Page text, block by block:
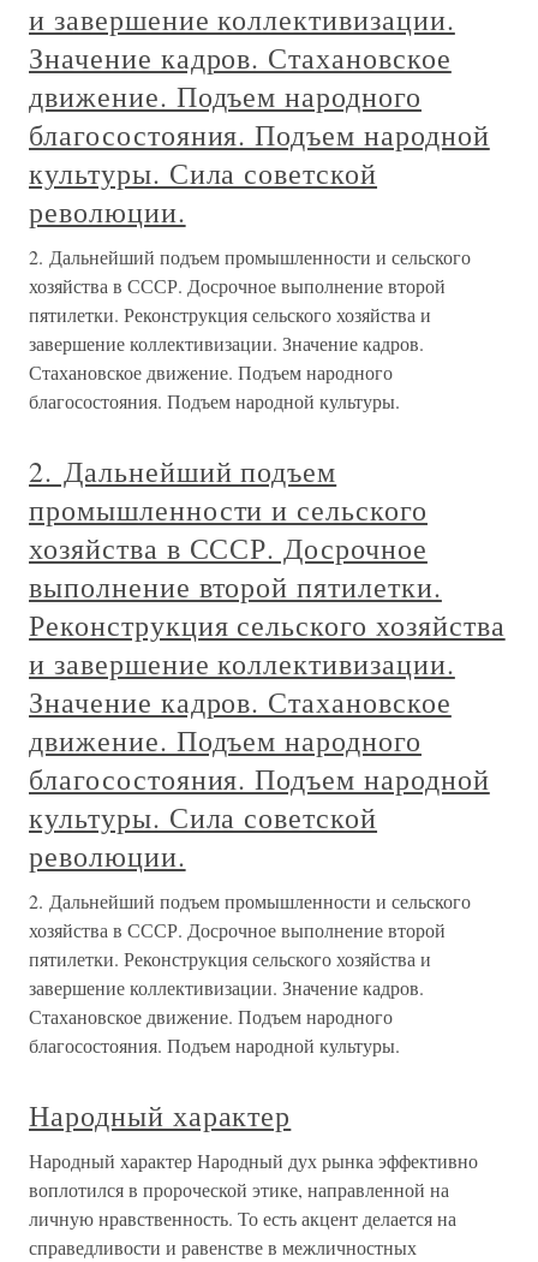
и завершение коллективизации.
Значение кадров. Стахановское
движение. Подъем народного
благосостояния. Подъем народной
культуры. Сила советской
революции.
2. Дальнейший подъем промышленности и сельского
хозяйства в СССР. Досрочное выполнение второй
пятилетки. Реконструкция сельского хозяйства и
завершение коллективизации. Значение кадров.
Стахановское движение. Подъем народного
благосостояния. Подъем народной культуры.
2. Дальнейший подъем
промышленности и сельского
хозяйства в СССР. Досрочное
выполнение второй пятилетки.
Реконструкция сельского хозяйства
и завершение коллективизации.
Значение кадров. Стахановское
движение. Подъем народного
благосостояния. Подъем народной
культуры. Сила советской
революции.
2. Дальнейший подъем промышленности и сельского
хозяйства в СССР. Досрочное выполнение второй
пятилетки. Реконструкция сельского хозяйства и
завершение коллективизации. Значение кадров.
Стахановское движение. Подъем народного
благосостояния. Подъем народной культуры.
Народный характер
Народный характер Народный дух рынка эффективно
воплотился в пророческой этике, направленной на
личную нравственность. То есть акцент делается на
справедливости и равенстве в межличностных